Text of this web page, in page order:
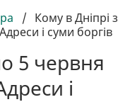
/ Кому в Дніпрі з
і суми боргів
5 червня
і